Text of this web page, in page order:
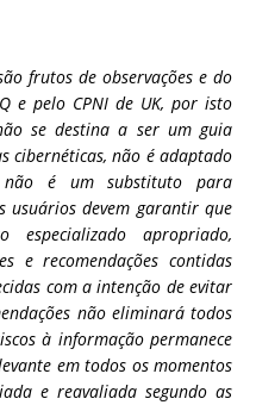
frutos de observações e do
e pelo CPNI de UK, por isto
se destina a ser um guia
cibernéticas, não é adaptado
não é um substituto para
usuários devem garantir que
especializado apropriado,
e recomendações contidas
com a intenção de evitar
não eliminará todos
à informação permanece
em todos os momentos
e reavaliada segundo as